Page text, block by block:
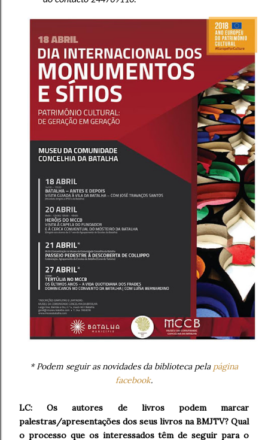
* Podem seguir as novidades da biblioteca pela página
facebook.
LC: Os autores de livros podem marcar
palestras/apresentações dos seus livros na BMJTV? Qual
o processo que os interessados têm de seguir para o